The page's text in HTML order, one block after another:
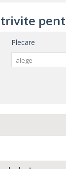
Plecare
alege